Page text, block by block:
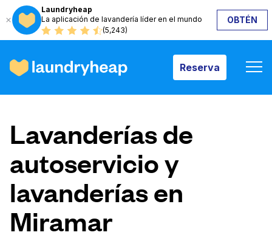
Laundryheap
La aplicación de lavandería líder en el mundo
(5,243)
OBTÉN
Reserva
Reserva
Cómo funciona
Precios y servicios
Quiénes somos
Lavanderías de
autoservicio y
lavanderías en
Miramar